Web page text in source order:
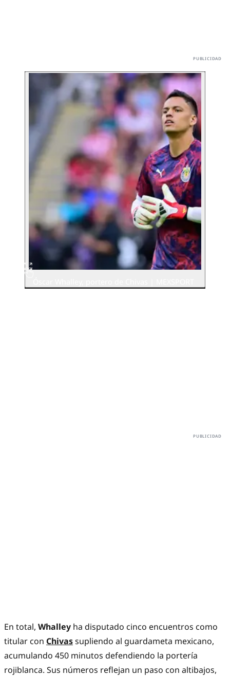
En total, Whalley ha disputado cinco encuentros como
titular con Chivassupliendo al guardameta mexicano,
acumulando 450 minutos defendiendo la portería
rojiblanca. Sus números reflejan un paso con altibajos,